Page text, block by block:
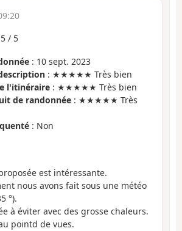
5 / 5
: 10 sept. 2023
: ★★★★★ Très bien
l'itinéraire : ★★★★★ Très bien
de randonnée : ★★★★★ Très
: Non
est intéressante.
nous avons fait sous une météo
°).
à éviter avec des grosse chaleurs.
pointd de vues.